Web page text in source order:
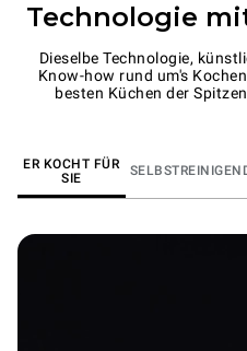
Technologie
Dieselbe Technologie,
Know-how rund um's
besten Küchen der
ER KOCHT FÜR
SIE